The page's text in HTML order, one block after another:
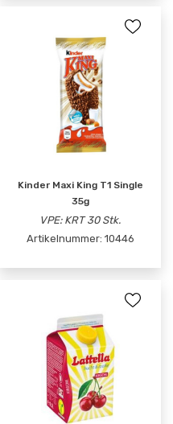
Kinder Maxi King T1 Single
35g
VPE: KRT 30 Stk.
Artikelnummer: 10446